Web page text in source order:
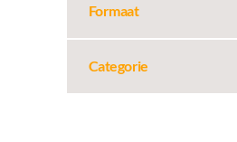
Formaat
Categorie